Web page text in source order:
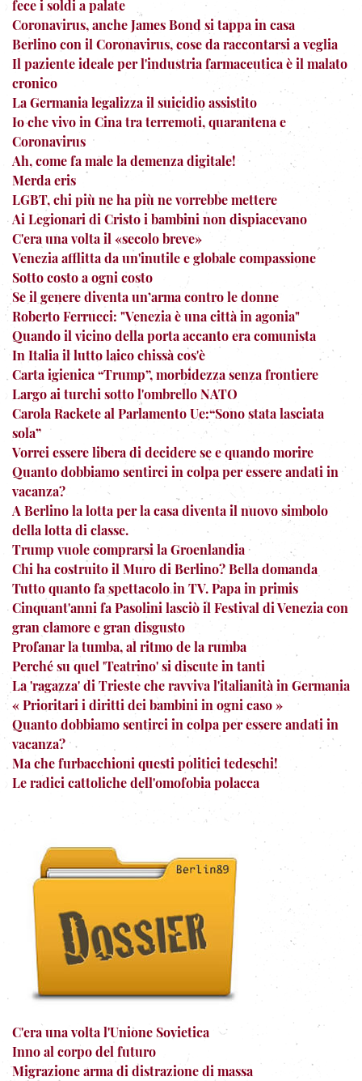
fece i soldi a palate
Coronavirus, anche James Bond si tappa in casa
Berlino con il Coronavirus, cose da raccontarsi a veglia
Il paziente ideale per l'industria farmaceutica è il malato
cronico
La Germania legalizza il suicidio assistito
Io che vivo in Cina tra terremoti, quarantena e
Coronavirus
Ah, come fa male la demenza digitale!
Merda eris
LGBT, chi più ne ha più ne vorrebbe mettere
Ai Legionari di Cristo i bambini non dispiacevano
C'era una volta il «secolo breve»
Venezia afflitta da un'inutile e globale compassione
Sotto costo a ogni costo
Se il genere diventa un’arma contro le donne
Roberto Ferrucci: "Venezia è una città in agonia"
Quando il vicino della porta accanto era comunista
In Italia il lutto laico chissà cos'è
Carta igienica “Trump”, morbidezza senza frontiere
Largo ai turchi sotto l'ombrello NATO
Carola Rackete al Parlamento Ue:“Sono stata lasciata
sola”
Vorrei essere libera di decidere se e quando morire
Quanto dobbiamo sentirci in colpa per essere andati in
vacanza?
A Berlino la lotta per la casa diventa il nuovo simbolo
della lotta di classe.
Trump vuole comprarsi la Groenlandia
Chi ha costruito il Muro di Berlino? Bella domanda
Tutto quanto fa spettacolo in TV. Papa in primis
Cinquant'anni fa Pasolini lasciò il Festival di Venezia con
gran clamore e gran disgusto
Profanar la tumba, al ritmo de la rumba
Perché su quel 'Teatrino' si discute in tanti
La 'ragazza' di Trieste che ravviva l'italianità in Germania
« Prioritari i diritti dei bambini in ogni caso »
Quanto dobbiamo sentirci in colpa per essere andati in
vacanza?
Ma che furbacchioni questi politici tedeschi!
Le radici cattoliche dell'omofobia polacca
C'era una volta l'Unione Sovietica
Inno al corpo del futuro
Migrazione arma di distrazione di massa